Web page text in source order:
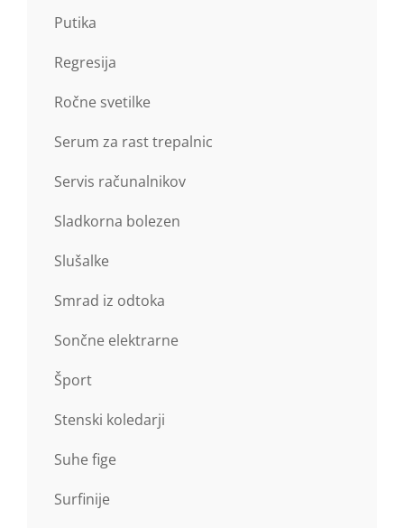
Putika
Regresija
Ročne svetilke
Serum za rast trepalnic
Servis računalnikov
Sladkorna bolezen
Slušalke
Smrad iz odtoka
Sončne elektrarne
Šport
Stenski koledarji
Suhe fige
Surfinije